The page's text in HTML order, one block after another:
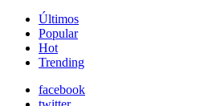
Últimos
Popular
Hot
Trending
facebook